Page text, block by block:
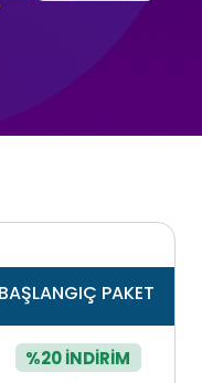
BAŞLANGIÇ PAKET
%20 İNDIRIM